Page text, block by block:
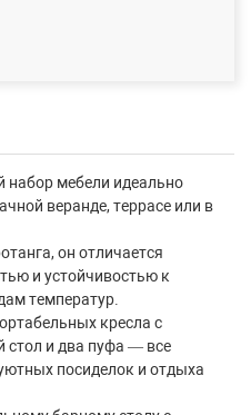
мебели идеально
веранде, террасе или в
он отличается
и устойчивостью к
температур.
кресла с
стол и два пуфа — все
посиделок и отдыха